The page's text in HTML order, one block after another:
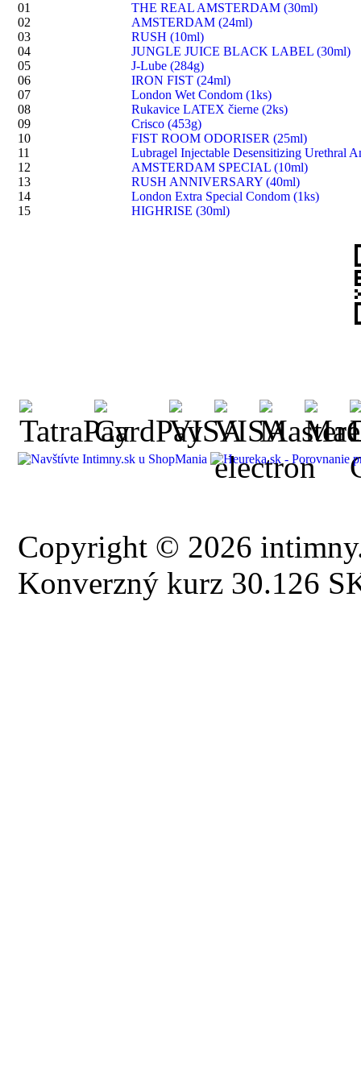
01
THE REAL AMSTERDAM (30ml)
02
AMSTERDAM (24ml)
03
RUSH (10ml)
04
JUNGLE JUICE BLACK LABEL (30ml)
05
J-Lube (284g)
06
IRON FIST (24ml)
07
London Wet Condom (1ks)
08
Rukavice LATEX čierne (2ks)
09
Crisco (453g)
10
FIST ROOM ODORISER (25ml)
11
Lubragel Injectable Desensitizing Urethral
12
AMSTERDAM SPECIAL (10ml)
13
RUSH ANNIVERSARY (40ml)
14
London Extra Special Condom (1ks)
15
HIGHRISE (30ml)
Copyright © 2026
Konverzný kurz 30.126